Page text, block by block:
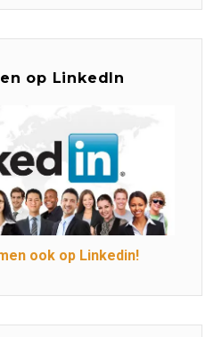
op LinkedIn
ook op Linkedin!